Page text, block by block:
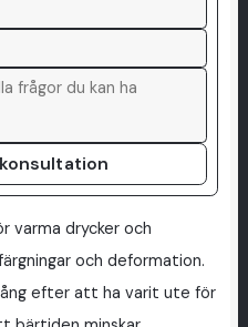
varma drycker och
och deformation.
efter att ha varit ute för